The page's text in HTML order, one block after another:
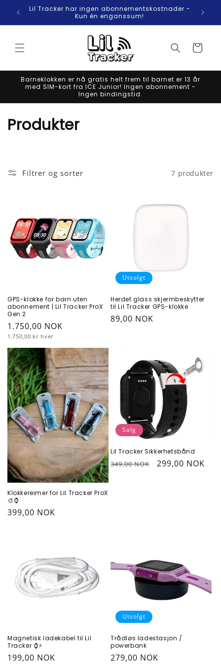
til
Lil Tracker har ingen abonnementskostnader -
Kun én enganssum!
Handlekurv
Barneklokken er nå gratis helt frem til barnet er 13 år
med SIM-kort fra ICE Junior! Ingen abonnement -
Ingen bindingstid.
S
n
g
Produkter
Filtrer og sorter 7 produkter
GPS-klokke for barn uten
abonnement | Lil Tracker ProX
Gen 2
Vanlig
pris
1.750,00 NOK
Enhetspris
1.750,00 kr hver
Utsolgt
Herdet glass skjermbeskytter
til Lil Tracker GPS-klokke
Vanlig
89,00 NOK
Klokkereimer for Lil Tracker ProX
🎨⌚
Vanlig
399,00 NOK
Salg
Lil Tracker Sikkerhetsbånd
Vanlig
349,00 NOK Salgspris
299,00 NOK
Magnetisk ladekabel til Lil
Tracker ⌚⚡
Vanlig
199,00 NOK
Utsolgt
Trådløs ladestasjon /
powerbank
Vanlig
279,00 NOK